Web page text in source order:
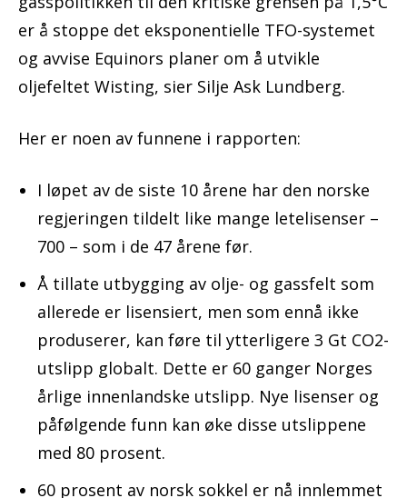
er å stoppe det eksponentielle TFO-systemet
og avvise Equinors planer om å utvikle
oljefeltet Wisting, sier Silje Ask Lundberg.
Her er noen av funnene i rapporten:
I løpet av de siste 10 årene har den norske
regjeringen tildelt like mange letelisenser –
700 – som i de 47 årene før.
Å tillate utbygging av olje- og gassfelt som
allerede er lisensiert, men som ennå ikke
produserer, kan føre til ytterligere 3 Gt CO2-
utslipp globalt. Dette er 60 ganger Norges
årlige innenlandske utslipp. Nye lisenser og
påfølgende funn kan øke disse utslippene
med 80 prosent.
60 prosent av norsk sokkel er nå innlemmet